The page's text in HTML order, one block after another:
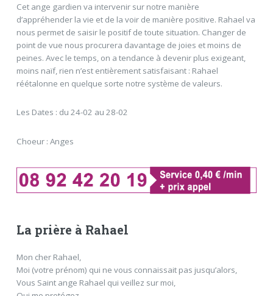
Cet ange gardien va intervenir sur notre manière
d’appréhender la vie et de la voir de manière positive. Rahael va
nous permet de saisir le positif de toute situation. Changer de
point de vue nous procurera davantage de joies et moins de
peines. Avec le temps, on a tendance à devenir plus exigeant,
moins naïf, rien n’est entièrement satisfaisant : Rahael
réétalonne en quelque sorte notre système de valeurs.
Les Dates : du 24-02 au 28-02
Choeur : Anges
La prière à Rahael
Mon cher Rahael,
Moi (votre prénom) qui ne vous connaissait pas jusqu’alors,
Vous Saint ange Rahael qui veillez sur moi,